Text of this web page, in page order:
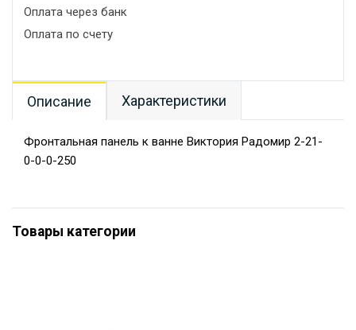
Оплата через банк
Оплата по счету
Описание Характеристики
Фронтальная панель к ванне Виктория Радомир 2-21-
0-0-0-250
Товары категории